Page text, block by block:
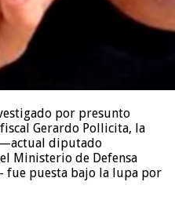
por presunto
Gerardo Pollicita, la
—actual diputado
Ministerio de Defensa
puesta bajo la lupa por